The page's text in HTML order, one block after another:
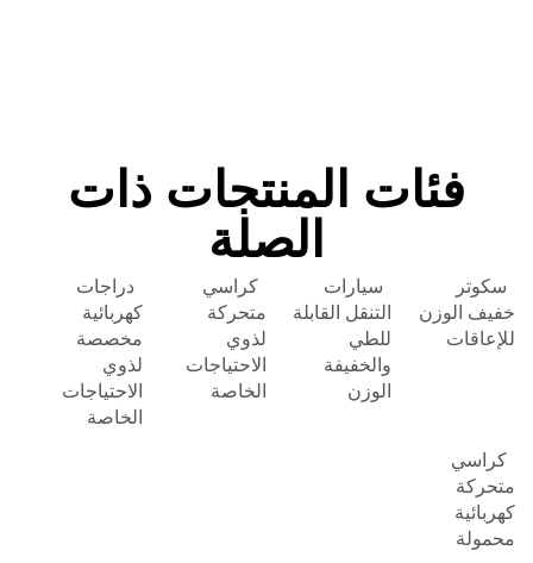
فئات المنتجات ذات
الصلة
سكوتر
خفيف الوزن
للإعاقات
سيارات
التنقل القابلة
للطي
والخفيفة
الوزن
كراسي
متحركة
لذوي
الاحتياجات
الخاصة
دراجات
كهربائية
مخصصة
لذوي
الاحتياجات
الخاصة
كراسي
متحركة
كهربائية
محمولة